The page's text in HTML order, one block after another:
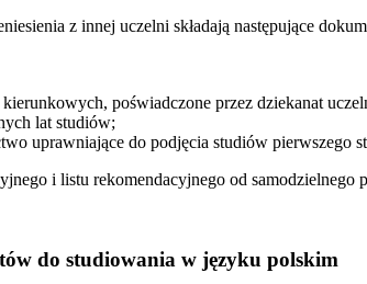
z innej uczelni składają następujące
poświadczone przez dziekanat
lat studiów;
uprawniające do podjęcia studiów pierwszego
i listu rekomendacyjnego od samodzielnego
do studiowania w języku polskim